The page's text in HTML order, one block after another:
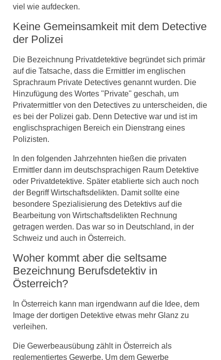
viel wie aufdecken.
Keine Gemeinsamkeit mit dem Detective
der Polizei
Die Bezeichnung Privatdetektive begründet sich primär
auf die Tatsache, dass die Ermittler im englischen
Sprachraum Private Detectives genannt wurden. Die
Hinzufügung des Wortes "Private" geschah, um
Privatermittler von den Detectives zu unterscheiden, die
es bei der Polizei gab. Denn Detective war und ist im
englischsprachigen Bereich ein Dienstrang eines
Polizisten.
In den folgenden Jahrzehnten hießen die privaten
Ermittler dann im deutschsprachigen Raum Detektive
oder Privatdetektive. Später etablierte sich auch noch
der Begriff Wirtschaftsdelikten. Damit sollte eine
besondere Spezialisierung des Detektivs auf die
Bearbeitung von Wirtschaftsdelikten Rechnung
getragen werden. Das war so in Deutschland, in der
Schweiz und auch in Österreich.
Woher kommt aber die seltsame
Bezeichnung Berufsdetektiv in
Österreich?
In Österreich kann man irgendwann auf die Idee, dem
Image der dortigen Detektive etwas mehr Glanz zu
verleihen.
Die Gewerbeausübung zählt in Österreich als
reglementiertes Gewerbe. Um dem Gewerbe